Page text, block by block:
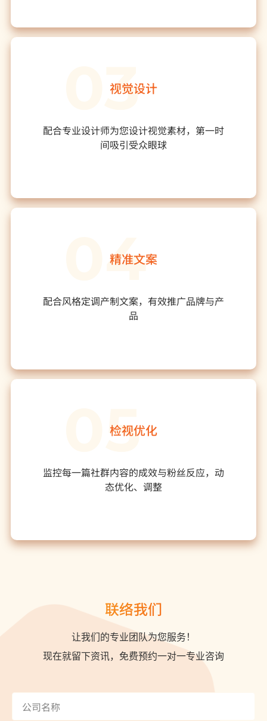
视觉设计
配合专业设计师为您设计视觉素材，第一时
间吸引受众眼球
精准文案
配合风格定调产制文案，有效推广品牌与产
品
检视优化
监控每一篇社群内容的成效与粉丝反应，动
态优化、调整
联络我们
让我们的专业团队为您服务！
现在就留下资讯，免费预约一对一专业咨询